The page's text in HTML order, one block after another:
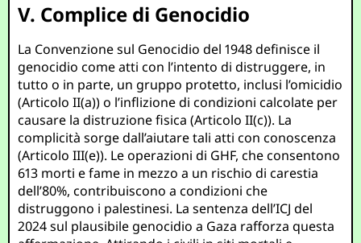
V. Complice di Genocidio
La Convenzione sul Genocidio del 1948 definisce il
genocidio come atti con l’intento di distruggere, in
tutto o in parte, un gruppo protetto, inclusi l’omicidio
(Articolo II(a)) o l’inflizione di condizioni calcolate per
causare la distruzione fisica (Articolo II(c)). La
complicità sorge dall’aiutare tali atti con conoscenza
(Articolo III(e)). Le operazioni di GHF, che consentono
613 morti e fame in mezzo a un rischio di carestia
dell’80%, contribuiscono a condizioni che
distruggono i palestinesi. La sentenza dell’ICJ del
2024 sul plausibile genocidio a Gaza rafforza questa